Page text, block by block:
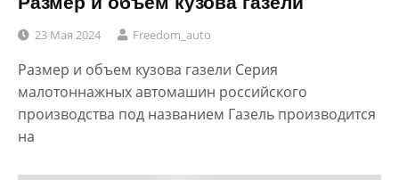
23 Мая 2024 Freedom_auto
Размер и объем кузова газели Серия
малотоннажных автомашин российского
производства под названием Газель производится
на